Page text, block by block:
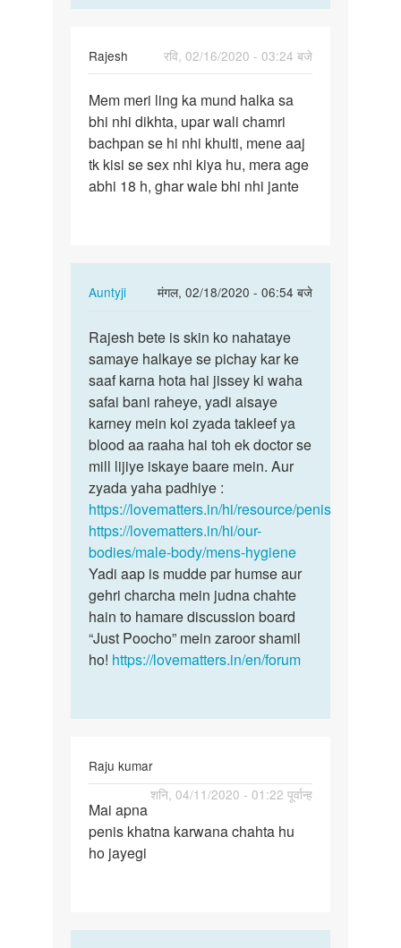
Rajesh
रवि, 02/16/2020 - 03:24 बजे
Mem
meri
ling
ka
mund
Mem meri ling ka mund halka sa
bhi nhi dikhta, upar wali chamri
bachpan se hi nhi khulti, mene aaj
tk kisi se sex nhi kiya hu, mera age
abhi 18 h, ghar wale bhi nhi jante
Auntyji
मंगल, 02/18/2020 - 06:54 बजे
In
to
Mem
meri
ling
ka
mund
halka…
by
Rajesh
Rajesh
bete
is
skin
ko…
Rajesh bete is skin ko nahataye
samaye halkaye se pichay kar ke
saaf karna hota hai jissey ki waha
safai bani raheye, yadi aisaye
karney mein koi zyada takleef ya
blood aa raaha hai toh ek doctor se
mill lijiye iskaye baare mein. Aur
zyada yaha padhiye :
https://lovematters.in/hi/resource/penis
https://lovematters.in/hi/our-
bodies/male-body/mens-hygiene
Yadi aap is mudde par humse aur
gehri charcha mein judna chahte
hain to hamare discussion board
“Just Poocho” mein zaroor shamil
ho! https://lovematters.in/en/forum
Raju kumar
शनि, 04/11/2020 - 01:22 पूर्वान्ह
Mai
apna
penis
Mai apna
penis khatna karwana chahta hu
ho jayegi